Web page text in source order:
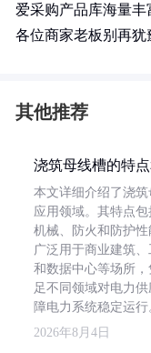
爱采购产品库海量丰
各位商家老板别再犹
其他推荐
浇筑母线槽的特
本文详细介绍了浇
应用领域。其特点包
机械、防火和防护性
广泛用于商业建筑
和数据中心等场所
足不同领域对电力
障电力系统稳定运行
2026年8月4日